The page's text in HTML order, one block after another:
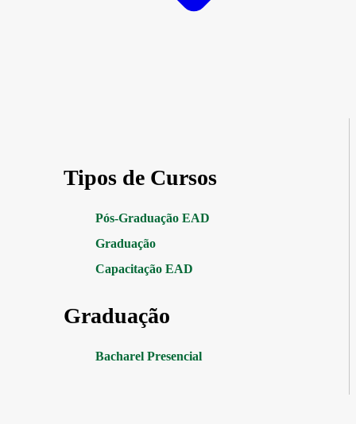
Tipos de Cursos
Pós-Graduação EAD
Graduação
Capacitação EAD
Graduação
Bacharel Presencial